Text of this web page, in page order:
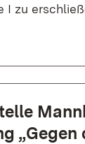
I zu
„Gegen